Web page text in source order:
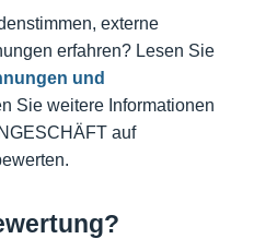
externe
erfahren? Lesen Sie
und
Sie weitere Informationen
auf